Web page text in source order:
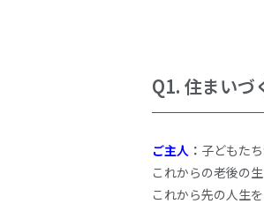
Q1. 住まいづ
ご主人 ： 子どもた
これからの老後の
これから先の人生